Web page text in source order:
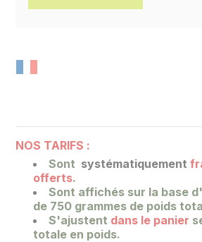
NOS TARIFS :
Sont systématiquement
offerts.
Sont affichés sur la base
de 750 grammes de poids
S'ajustent dans le panier
totale en poids.